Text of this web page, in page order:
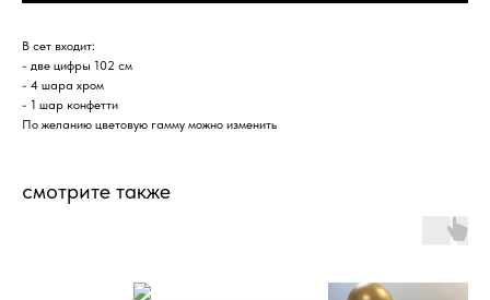
В сет входит:
- две цифры 102 см
- 4 шара хром
- 1 шар конфетти
По желанию цветовую гамму можно изменить
смотрите также